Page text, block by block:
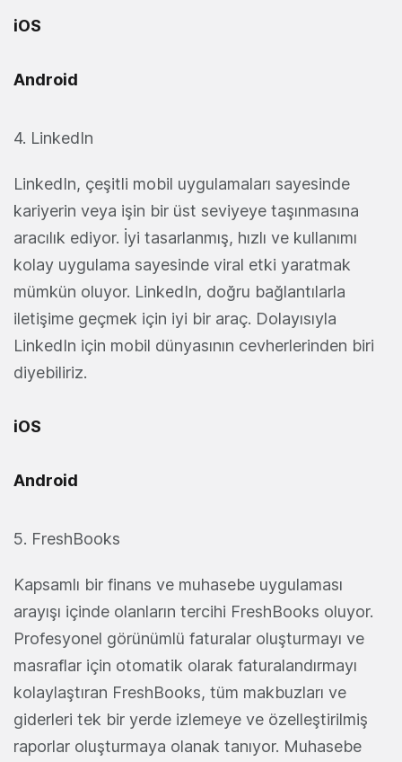
iOS
Android
4. LinkedIn
LinkedIn, çeşitli mobil uygulamaları sayesinde
kariyerin veya işin bir üst seviyeye taşınmasına
aracılık ediyor. İyi tasarlanmış, hızlı ve kullanımı
kolay uygulama sayesinde viral etki yaratmak
mümkün oluyor. LinkedIn, doğru bağlantılarla
iletişime geçmek için iyi bir araç. Dolayısıyla
LinkedIn için mobil dünyasının cevherlerinden biri
diyebiliriz.
iOS
Android
5. FreshBooks
Kapsamlı bir finans ve muhasebe uygulaması
arayışı içinde olanların tercihi FreshBooks oluyor.
Profesyonel görünümlü faturalar oluşturmayı ve
masraflar için otomatik olarak faturalandırmayı
kolaylaştıran FreshBooks, tüm makbuzları ve
giderleri tek bir yerde izlemeye ve özelleştirilmiş
raporlar oluşturmaya olanak tanıyor. Muhasebe